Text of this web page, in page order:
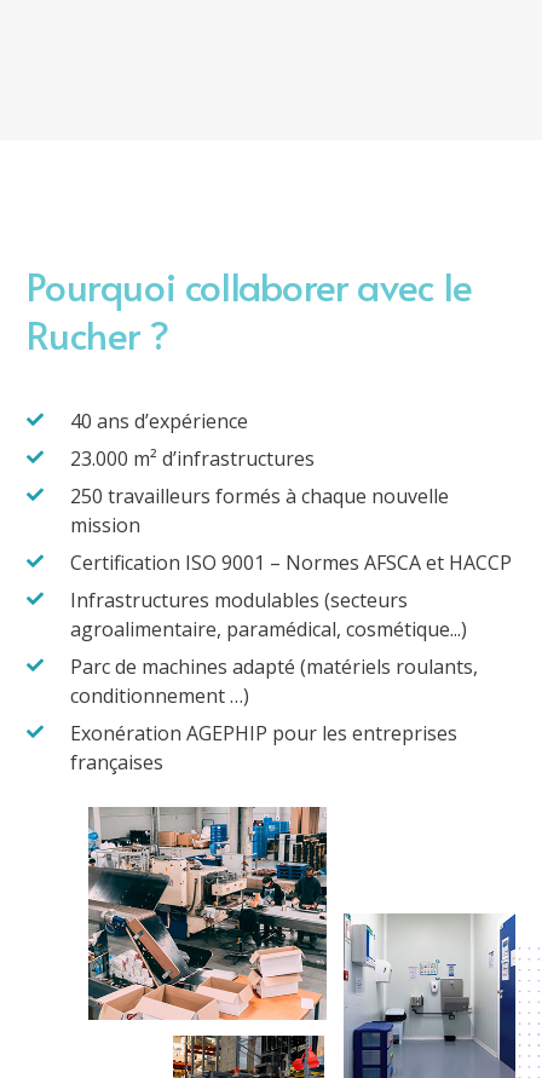
Pourquoi collaborer avec le
Rucher ?
40 ans d’expérience
23.000 m² d’infrastructures
250 travailleurs formés à chaque nouvelle
mission
Certification ISO 9001 – Normes AFSCA et HACCP
Infrastructures modulables (secteurs
agroalimentaire, paramédical, cosmétique...)
Parc de machines adapté (matériels roulants,
conditionnement …)
Exonération AGEPHIP pour les entreprises
françaises